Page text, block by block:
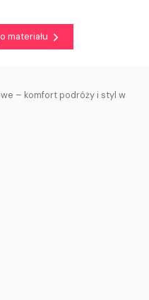
materiału
– komfort podróży i styl w